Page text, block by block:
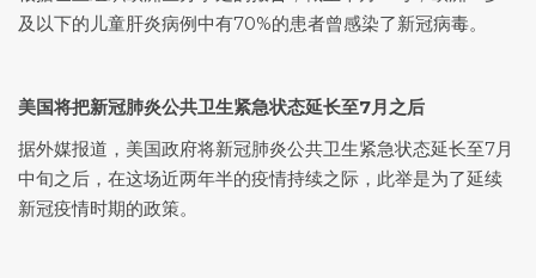
及以下的儿童肝炎病例中有70%的患者曾感染了新冠病毒。
美国将把新冠肺炎公共卫生紧急状态延长至7月之后
据外媒报道，美国政府将新冠肺炎公共卫生紧急状态延长至7月
中旬之后，在这场近两年半的疫情持续之际，此举是为了延续
新冠疫情时期的政策。